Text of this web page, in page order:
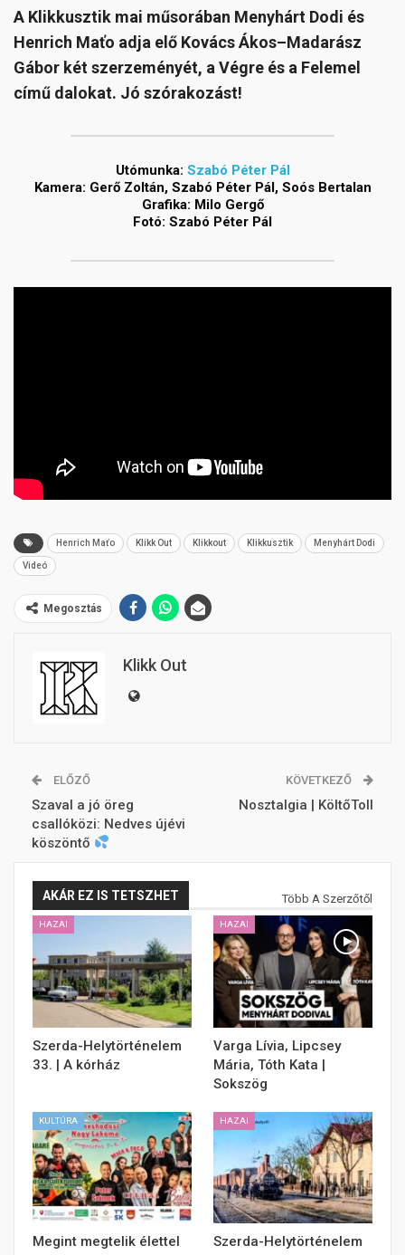
A Klikkusztik mai műsorában Menyhárt Dodi és
Henrich Maťo adja elő Kovács Ákos–Madarász
Gábor két szerzeményét, a Végre és a Felemel
című dalokat. Jó szórakozást!
Utómunka: Szabó Péter Pál
Kamera: Gerő Zoltán, Szabó Péter Pál, Soós Bertalan
Grafika: Milo Gergő
Fotó: Szabó Péter Pál
Henrich Maťo Klikk Out Klikkout Klikkusztik Menyhárt Dodi
Videó
Megosztás
Klikk Out
ELŐZŐ
Szaval a jó öreg
csallóközi: Nedves újévi
köszöntő
KÖVETKEZŐ
Nosztalgia | KöltőToll
AKÁR EZ IS TETSZHET Több A Szerzőtől
HAZAI
Szerda-Helytörténelem
33. | A kórház
HAZAI
Varga Lívia, Lipcsey
Mária, Tóth Kata |
Sokszög
KULTÚRA
Megint megtelik élettel
HAZAI
Szerda-Helytörténelem